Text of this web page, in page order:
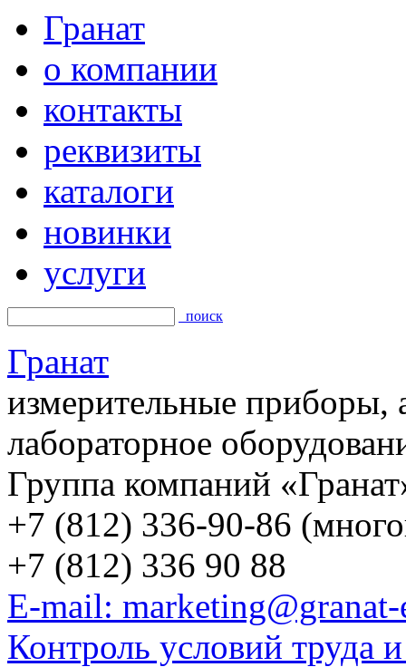
Гранат
о компании
контакты
реквизиты
каталоги
новинки
услуги
поиск
Гранат
измерительные приборы,
лабораторное
Группа компаний
+7 (812) 336-90-86
+7 (812) 336 90 88
E-mail:
Контроль условий труда